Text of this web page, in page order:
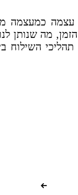
כמעצמה
מה שנותן
השילוח